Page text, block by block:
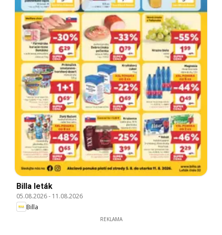
Billa leták
05.08.2026- 11.08.2026
Billa
REKLAMA